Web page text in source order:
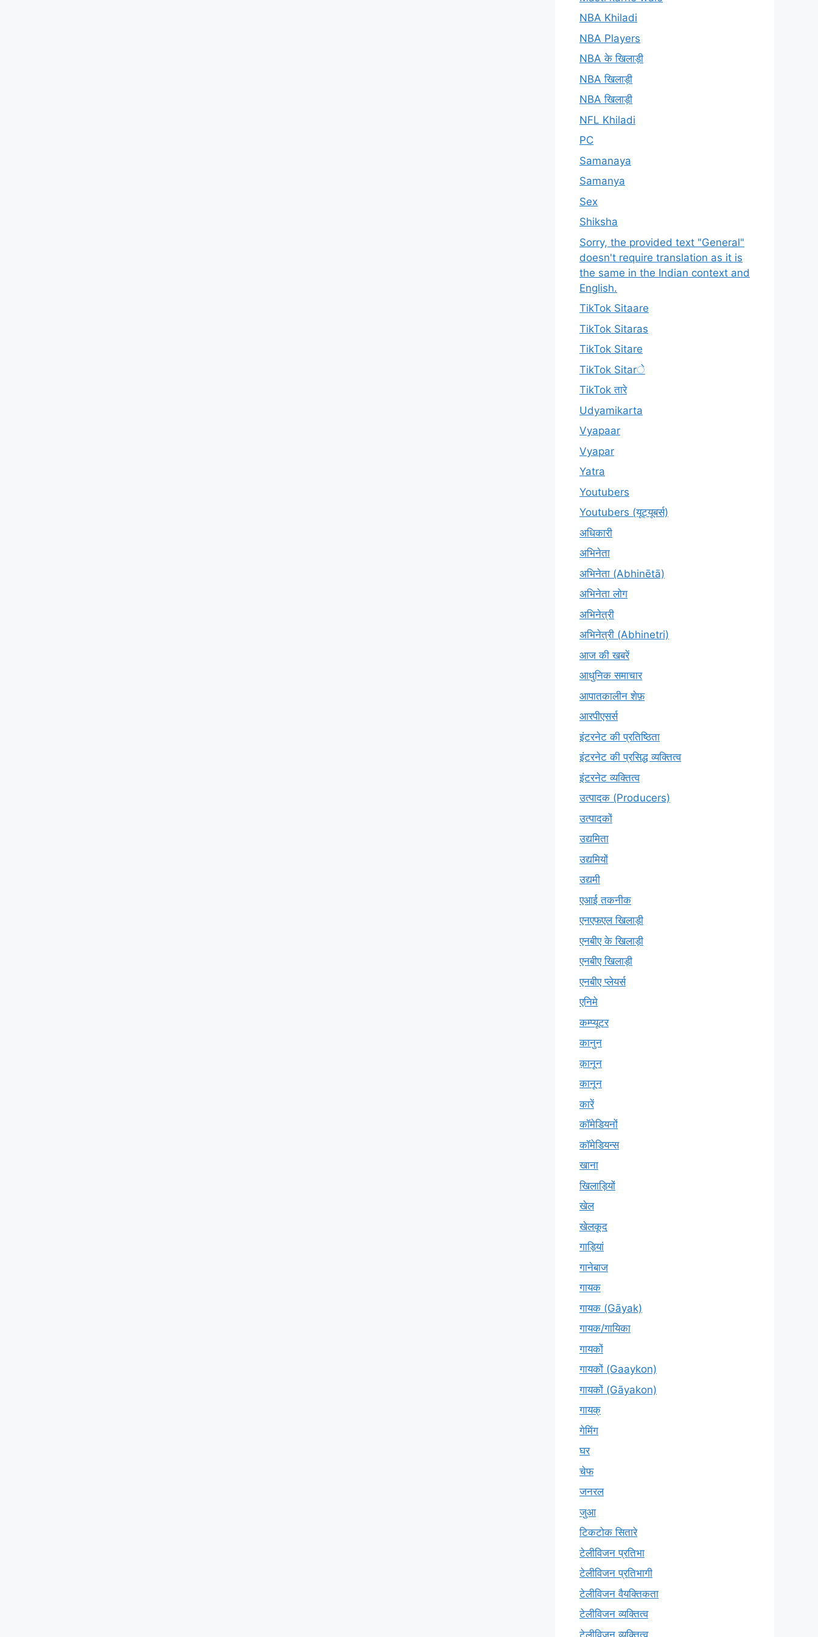
NBA Khiladi
NBA Players
NBA के खिलाड़ी
NBA खिलाड़ी
NBA खिलाड़ी
NFL Khiladi
PC
Samanaya
Samanya
Sex
Shiksha
Sorry, the provided text "General"
doesn't require translation as it is
the same in the Indian context and
English.
TikTok Sitaare
TikTok Sitaras
TikTok Sitare
TikTok Sitarे
TikTok तारे
Udyamikarta
Vyapaar
Vyapar
Yatra
Youtubers
Youtubers (यूट्यूबर्स)
अधिकारी
अभिनेता
अभिनेता (Abhinētā)
अभिनेता लोग
अभिनेत्री
अभिनेत्री (Abhinetri)
आज की खबरें
आधुनिक समाचार
आपातकालीन शेफ़
आरपीएसर्स
इंटरनेट की प्रतिष्ठिता
इंटरनेट की प्रसिद्ध व्यक्तित्व
इंटरनेट व्यक्तित्व
उत्पादक (Producers)
उत्पादकों
उद्यमिता
उद्यमियों
उद्यमी
एआई तकनीक
एनएफएल खिलाड़ी
एनबीए के खिलाड़ी
एनबीए खिलाड़ी
एनबीए प्लेयर्स
एनिमे
कम्प्यूटर
कानुन
क़ानून
कानून
कारें
कॉमेडियनों
कॉमेडियन्स
खाना
खिलाड़ियों
खेल
खेलकूद
गाड़ियां
गानेबाज
गायक
गायक (Gāyak)
गायक/गायिका
गायकों
गायकों (Gaaykon)
गायकों (Gāyakon)
गायक्
गेमिंग
घर
चेफ
जनरल
जुआ
टिकटोक सितारे
टेलीविजन प्रतिभा
टेलीविजन प्रतिभागी
टेलीविजन वैयक्तिकता
टेलीविजन व्यक्तित्व
टेलीविज़न व्यक्तित्व